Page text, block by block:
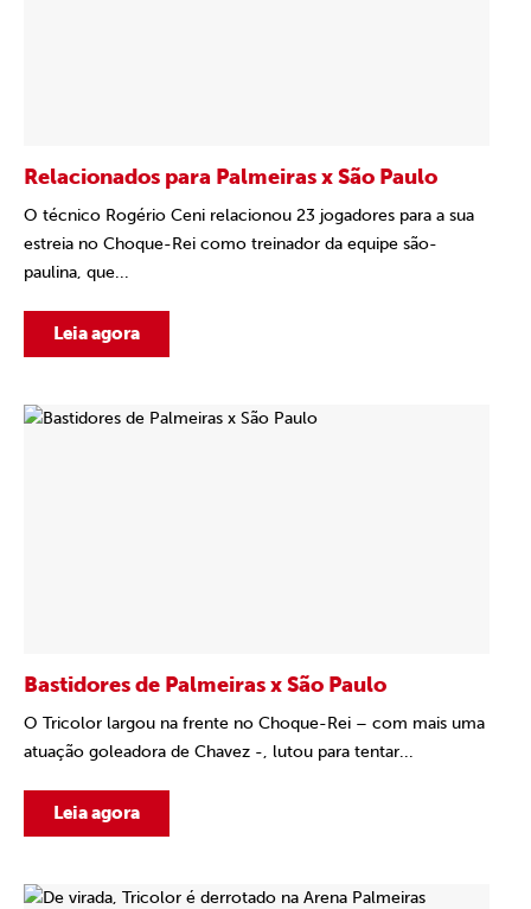
Relacionados para Palmeiras x São Paulo
O técnico Rogério Ceni relacionou 23 jogadores para a sua
estreia no Choque-Rei como treinador da equipe são-
paulina, que...
Leia agora
Bastidores de Palmeiras x São Paulo
O Tricolor largou na frente no Choque-Rei – com mais uma
atuação goleadora de Chavez -, lutou para tentar...
Leia agora